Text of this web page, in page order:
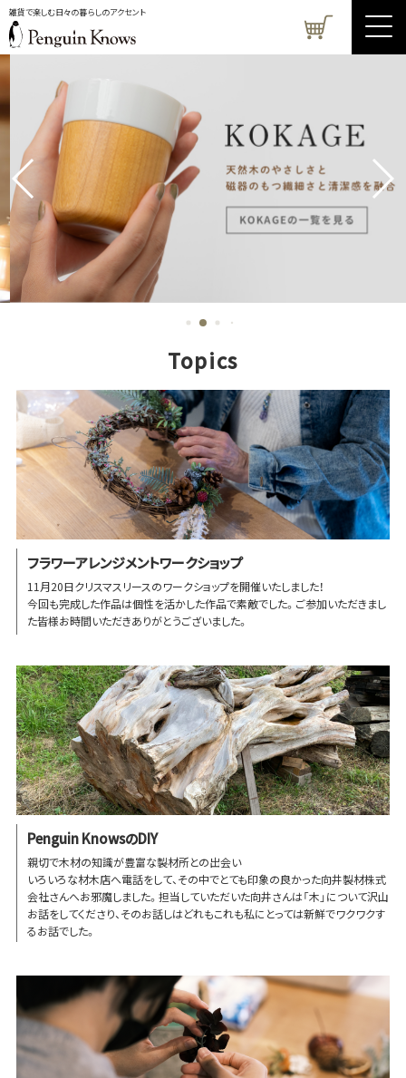
雑貨で楽しむ日々の暮らしのアクセント
Topics
フラワーアレンジメントワークショップ
11月20日クリスマスリースのワークショップを開催いたしました！
今回も完成した作品は個性を活かした作品で素敵でした。ご参加いただきまし
た皆様お時間いただきありがとうございました。
Penguin KnowsのDIY
親切で木材の知識が豊富な製材所との出会い
いろいろな材木店へ電話をして、その中でとても印象の良かった向井製材株式
会社さんへお邪魔しました。担当していただいた向井さんは「木」について沢山
お話をしてくださり、そのお話しはどれもこれも私にとっては新鮮でワクワクす
るお話でした。